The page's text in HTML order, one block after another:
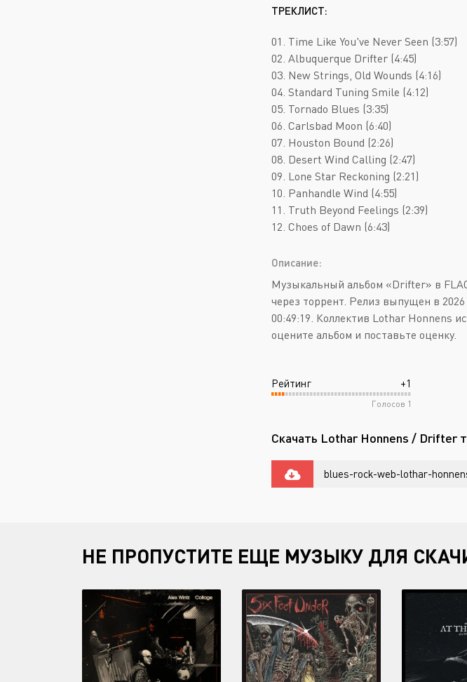
Doom Metal
Folk Metal
Gothic Metal
Groove Metal
Heavy Metal
Melodic Death Metal
ТРЕКЛИСТ:
01. Time Like You've Never Seen (3:57)
02. Albuquerque Drifter (4:45)
03. New Strings, Old Wounds (4:16)
04. Standard Tuning Smile (4:12)
05. Tornado Blues (3:35)
06. Carlsbad Moon (6:40)
07. Houston Bound (2:26)
08. Desert Wind Calling (2:47)
09. Lone Star Reckoning (2:21)
10. Panhandle Wind (4:55)
11. Truth Beyond Feelings (2:39)
12. Choes of Dawn (6:43)
Описание:
Музыкальный альбом «Drifter» в
через торрент. Релиз выпущен в
00:49:19. Коллектив Lothar Honnens
оцените альбом и поставьте оценку.
Рейтинг +1
Голосов 1
Скачать Lothar Honnens / Drifter
blues-rock-web-lothar-
НЕ ПРОПУСТИТЕ ЕЩЕ МУЗЫКУ ДЛЯ